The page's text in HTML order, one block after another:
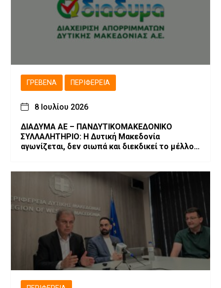
ΓΡΕΒΕΝΆ ΠΕΡΙΦΈΡΕΙΑ
8 Ιουλίου 2026
ΔΙΑΔΥΜΑ ΑΕ – ΠΑΝΔΥΤΙΚΟΜΑΚΕΔΟΝΙΚΟ
ΣΥΛΛΑΛΗΤΗΡΙΟ: Η Δυτική Μακεδονία
αγωνίζεται, δεν σιωπά και διεκδικεί το μέλλον